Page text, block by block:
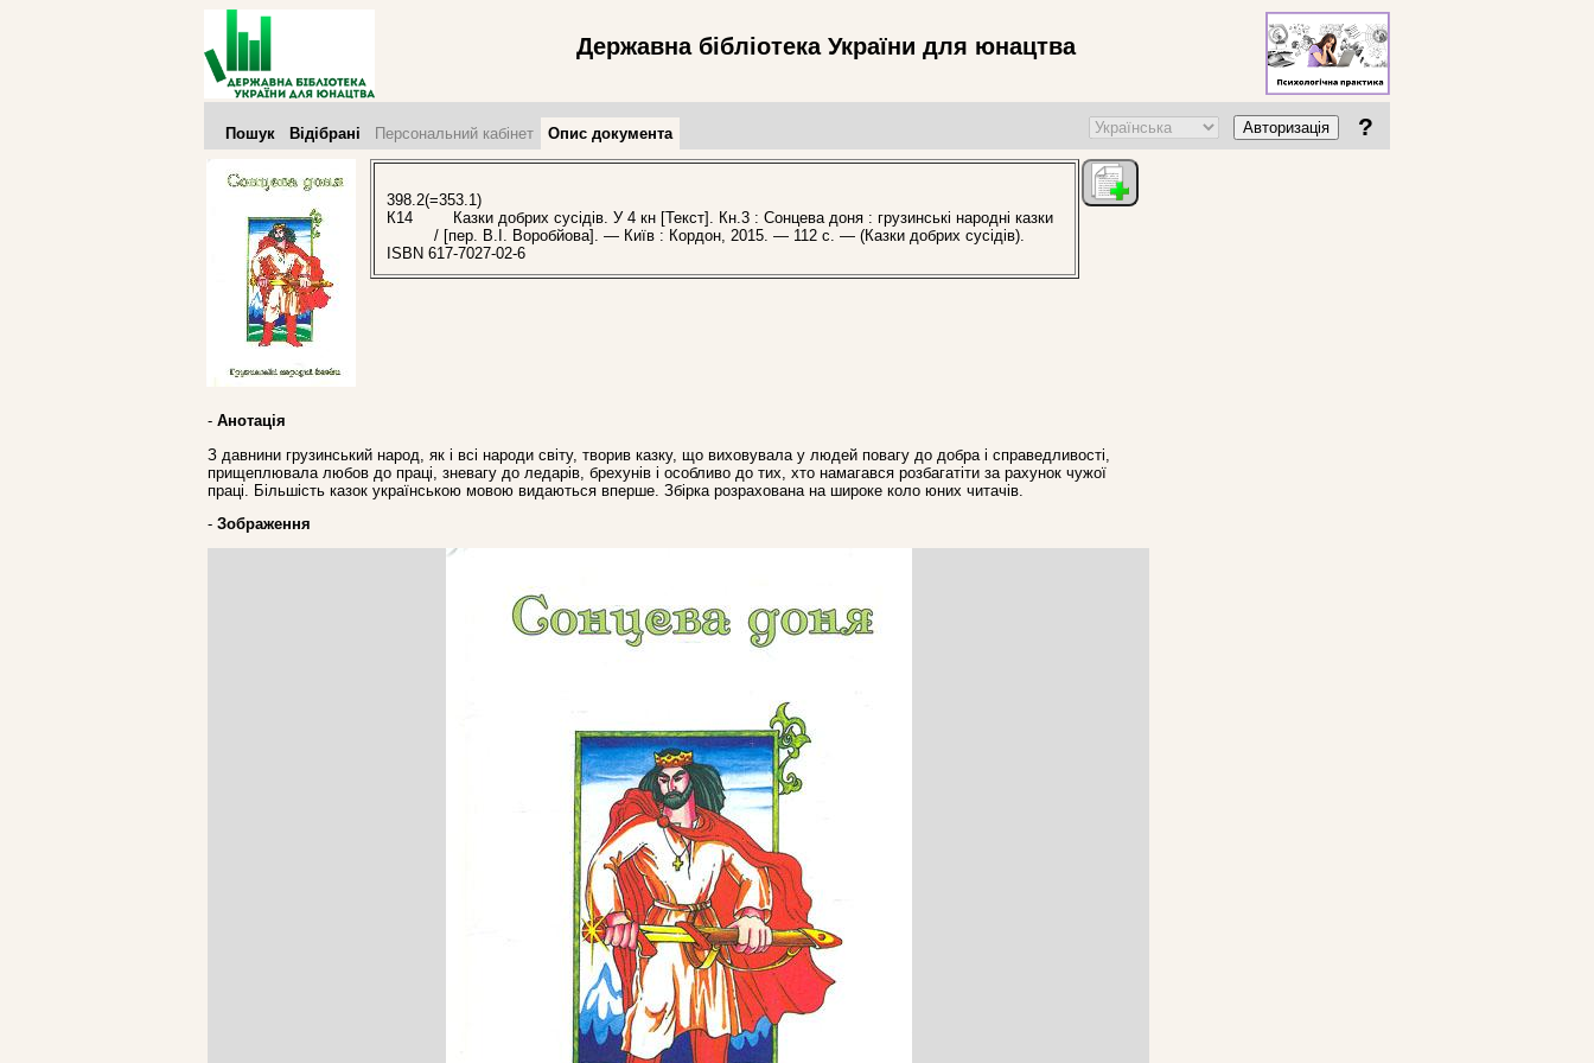
Державна бібліотека України для юнацтва
Пошук Відібрані Персональний кабінет Опис документа Авторизація ?
398.2(=353.1)
К14
Казки добрих сусідів. У 4 кн [Текст]. Кн.3 : Сонцева доня : грузинські народні казки
/ [пер. В.І. Воробйова]. — Київ : Кордон, 2015. — 112 с. — (Казки добрих сусідів).
ISBN 617-7027-02-6
- Анотація
З давнини грузинський народ, як і всі народи світу, творив казку, що виховувала у людей повагу до добра і справедливості,
прищеплювала любов до праці, зневагу до ледарів, брехунів і особливо до тих, хто намагався розбагатіти за рахунок чужої
праці. Більшість казок українською мовою видаються вперше. Збірка розрахована на широке коло юних читачів.
- Зображення